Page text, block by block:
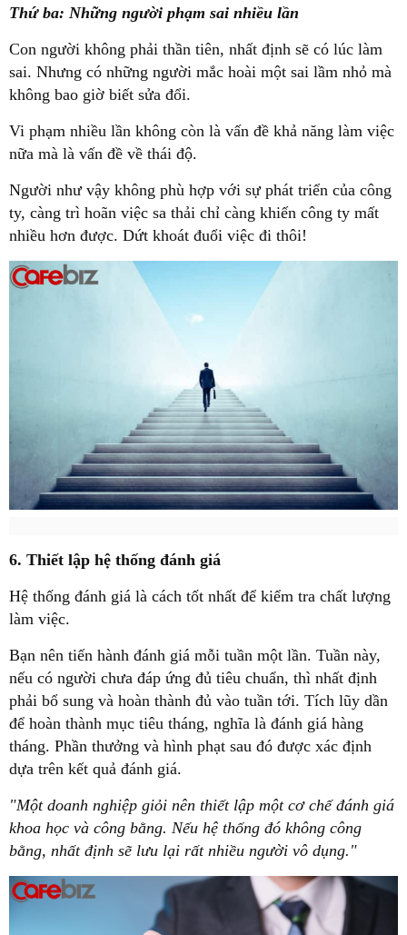
Thứ ba: Những người phạm sai nhiều lần
Con người không phải thần tiên, nhất định sẽ có lúc làm
sai. Nhưng có những người mắc hoài một sai lầm nhỏ mà
không bao giờ biết sửa đổi.
Vi phạm nhiều lần không còn là vấn đề khả năng làm việc
nữa mà là vấn đề về thái độ.
Người như vậy không phù hợp với sự phát triển của công
ty, càng trì hoãn việc sa thải chỉ càng khiến công ty mất
nhiều hơn được. Dứt khoát đuổi việc đi thôi!
6. Thiết lập hệ thống đánh giá
Hệ thống đánh giá là cách tốt nhất để kiểm tra chất lượng
làm việc.
Bạn nên tiến hành đánh giá mỗi tuần một lần. Tuần này,
nếu có người chưa đáp ứng đủ tiêu chuẩn, thì nhất định
phải bổ sung và hoàn thành đủ vào tuần tới. Tích lũy dần
để hoàn thành mục tiêu tháng, nghĩa là đánh giá hàng
tháng. Phần thưởng và hình phạt sau đó được xác định
dựa trên kết quả đánh giá.
"Một doanh nghiệp giỏi nên thiết lập một cơ chế đánh giá
khoa học và công bằng. Nếu hệ thống đó không công
bằng, nhất định sẽ lưu lại rất nhiều người vô dụng."